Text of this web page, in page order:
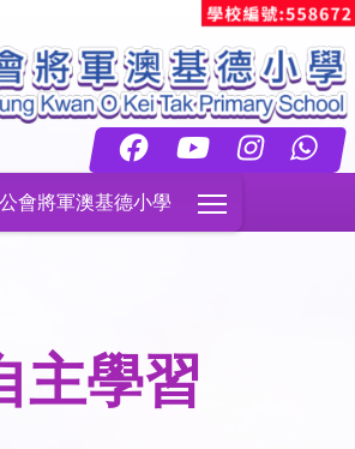
會將軍澳基德小學
主學習